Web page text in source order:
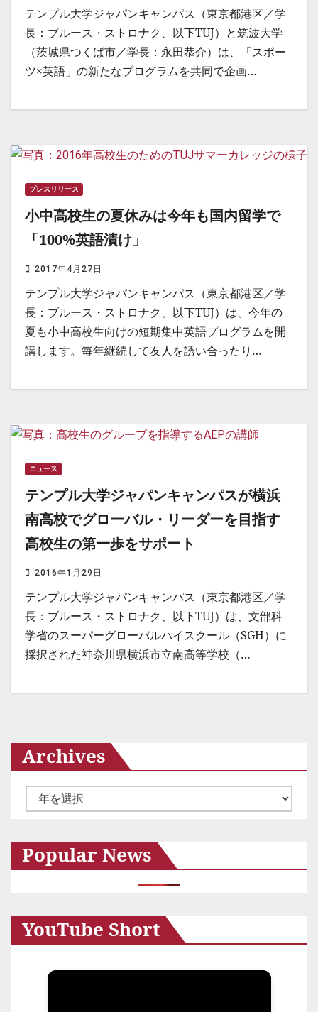
テンプル大学ジャパンキャンパス（東京都港区／学
長：ブルース・ストロナク、以下TUJ）と筑波大学
（茨城県つくば市／学長：永田恭介）は、「スポー
ツ×英語」の新たなプログラムを共同で企画…
プレスリリース
小中高校生の夏休みは今年も国内留学で
「100%英語漬け」
2017年4月27日
テンプル大学ジャパンキャンパス（東京都港区／学
長：ブルース・ストロナク、以下TUJ）は、今年の
夏も小中高校生向けの短期集中英語プログラムを開
講します。毎年継続して友人を誘い合ったり…
ニュース
テンプル大学ジャパンキャンパスが横浜
南高校でグローバル・リーダーを目指す
高校生の第一歩をサポート
2016年1月29日
テンプル大学ジャパンキャンパス（東京都港区／学
長：ブルース・ストロナク、以下TUJ）は、文部科
学省のスーパーグローバルハイスクール（SGH）に
採択された神奈川県横浜市立南高等学校（…
Archives
ー
イ
ブ
Popular News
YouTube Short